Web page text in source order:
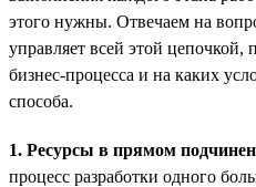
этого нужны. Отвечаем на
управляет всей этой цепочкой,
бизнес-процесса и на каких
способа.
1. Ресурсы в прямом
процесс разработки одного